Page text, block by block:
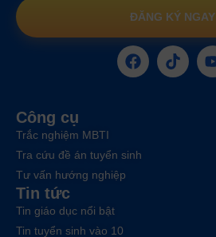
ĐĂNG KÝ NGAY
Công cụ
Trắc nghiệm MBTI
Tra cứu đề án tuyển sinh
Tư vấn hướng nghiệp
Tin tức
Tin giáo dục nổi bật
Tin tuyển sinh vào 10